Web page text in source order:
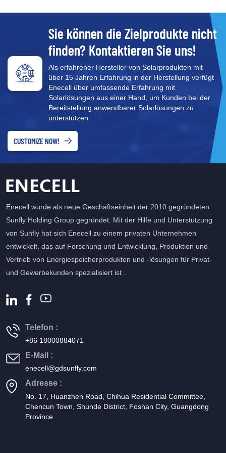
und geschützt:
Hochauflösendes OLED mit
geringem Stromverbrauch
zeigt Batterieleistung und -
spannung an, Soft-Switch-
Design. Griffe aus
Edelstahl, hohe Haltbarkeit,
leicht zu tragen und
garantieren 3000
⚡Effizientes Management:
und Langlebigkeit.
Schneller Anschluss und
Isolationsschutz.
Sie können die Zielprodukte nicht
finden? Kontaktieren Sie uns!
Als erfahrener Hersteller von Solarprodukten mit
über 15 Jahren Erfahrung in der Herstellung verfügt
Enecell über umfassende Erfahrung mit
Solarlösungen aus einer Hand, um Kunden bei der
Bereitstellung anwendbarer Solarlösungen zu
unterstützen.
CUSTOMIZE NOW!
Enecell wurde als neue Geschäftseinheit der 2010 gegründeten
Sunfly Holding Group gegründet. Mit der Hilfe und Unterstützung
von Sunfly hat sich Enecell zu einem privaten Unternehmen
entwickelt, das auf Forschung und Entwicklung, Produktion und
Vertrieb von Energiespeicherprodukten und -lösungen für Privat-
und Gewerbekunden spezialisiert ist .
Telefon :
+86 18000884071
E-Mail :
enecell@gdsunfly.com
Adresse :
No. 17, Huanzhen Road, Chihua Residential Committee,
Chencun Town, Shunde District, Foshan City, Guangdong
Province